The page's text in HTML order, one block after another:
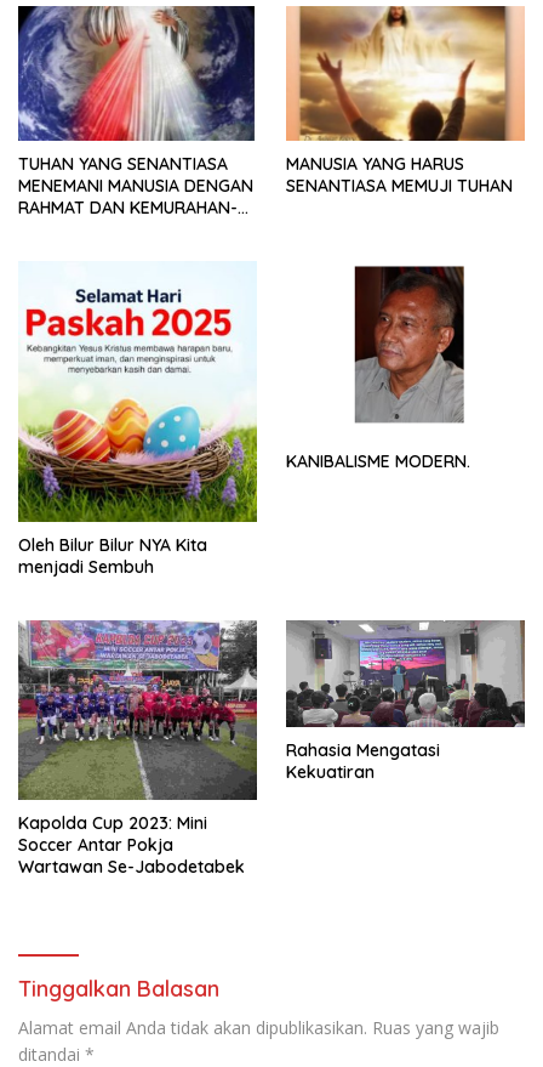
TUHAN YANG SENANTIASA
MENEMANI MANUSIA DENGAN
RAHMAT DAN KEMURAHAN-
MANUSIA YANG HARUS
SENANTIASA MEMUJI TUHAN
Oleh Bilur Bilur NYA Kita
menjadi Sembuh
KANIBALISME MODERN.
Kapolda Cup 2023: Mini
Soccer Antar Pokja
Wartawan Se-Jabodetabek
Rahasia Mengatasi
Kekuatiran
Tinggalkan Balasan
Alamat email Anda tidak akan dipublikasikan. Ruas yang wajib
ditandai *